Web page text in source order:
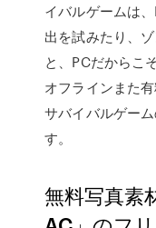
イバルゲームは
出を試みたり、
と、PCだからこ
オフラインまた
サバイバルゲー
す。
無料写真素